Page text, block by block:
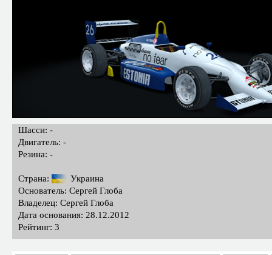
Шасси: -
Двигатель: -
Резина: -
Страна:
Украина
Основатель: Сергей Глоба
Владелец: Сергей Глоба
Дата основания: 28.12.2012
Рейтинг: 3